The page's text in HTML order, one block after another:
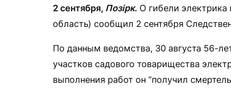
2 сентября, Позірк. О гибели
область) сообщил 2 сентября
По данным ведомства, 30 августа 56-
участков садового товарищества
выполнения работ он “получил